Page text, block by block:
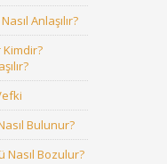
Anlaşılır?
Bulunur?
Nasıl Bozulur?